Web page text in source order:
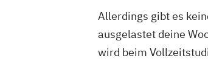
Allerdings gibt es
ausgelastet deine
wird beim